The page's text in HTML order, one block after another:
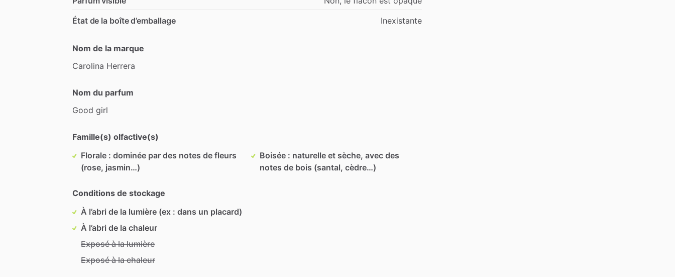
État de la boîte d’emballage
Inexistante
Nom de la marque
Carolina Herrera
Nom du parfum
Good girl
Famille(s) olfactive(s)
Florale : dominée par des notes de fleurs
(rose, jasmin…)
Boisée : naturelle et sèche, avec des
notes de bois (santal, cèdre…)
Conditions de stockage
À l’abri de la lumière (ex : dans un placard)
À l’abri de la chaleur
Exposé à la lumière
Exposé à la chaleur